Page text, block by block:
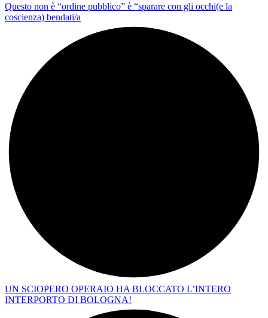
Questo non è “ordine pubblico” è “sparare con gli occhi(e la
coscienza) bendati/a
UN SCIOPERO OPERAIO HA BLOCCATO L’INTERO
INTERPORTO DI BOLOGNA!